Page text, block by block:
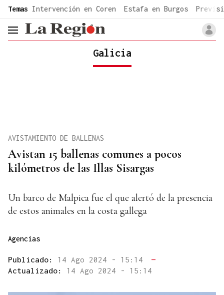
common.go-to-content
Temas Intervención en Coren Estafa en Burgos
header.menu.open
Galicia
Avistan 15 ballenas comunes a pocos
kilómetros de las Illas Sisargas
AVISTAMIENTO DE BALLENAS
Un barco de Malpica fue el que alertó de la presencia
de estos animales en la costa gallega
Agencias
Publicado: 14 Ago 2024 - 15:14
—
Actualizado: 14 Ago 2024 - 15:14